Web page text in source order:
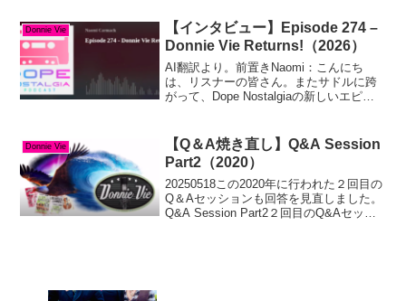
Pallisard（Guitarist）...
Donnie Vie
【インタビュー】Episode 274 –
Donnie Vie Returns!（2026）
AI翻訳より。前置きNaomi：こんにち
は、リスナーの皆さん。またサドルに跨
がって、Dope Nostalgiaの新しいエピソ
す。今日のゲストは、この番組に2回...
Donnie Vie
【Q＆A焼き直し】Q&A Session
Part2（2020）
20250518この2020年に行われた２回目の
Q＆Aセッションも回答を見直しました。
Q&A Session Part2２回目のQ&Aセッシ